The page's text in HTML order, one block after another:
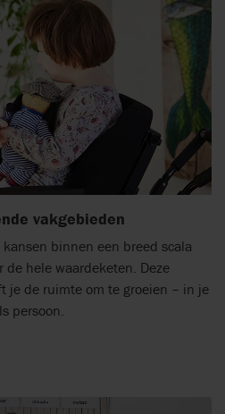
vakgebieden
binnen een breed scala
de hele waardeketen. Deze
je de ruimte om te groeien – in je
persoon.